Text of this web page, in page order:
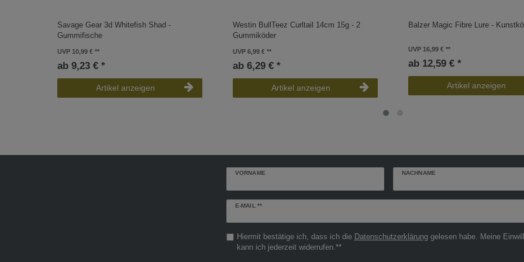
Savage Gear 3d Whitefish Shad -
Gummifische
UVP 10,99 €
ab 9,23 € *
Artikel anzeigen
Westin BullTeez Curltail 14cm 15g - 2
Gummiköder
UVP 6,99 €
ab 6,29 € *
Artikel anzeigen
Balzer Magic Fibre Lure -
UVP 16,99 €
ab 12,59 € *
Artikel anzeigen
VORNAME NACHNAME
E-MAIL **
Newsletter
Hiermit bestätige ich, dass ich die Daten­schutz­erklärunggelesen habe. Meine
kann ich jederzeit widerrufen.**